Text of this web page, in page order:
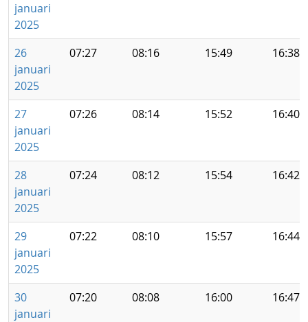
januari
2025
26
januari
2025
07:27 08:16 15:49 16:38
27
januari
2025
07:26 08:14 15:52 16:40
28
januari
2025
07:24 08:12 15:54 16:42
29
januari
2025
07:22 08:10 15:57 16:44
30
januari
07:20 08:08 16:00 16:47